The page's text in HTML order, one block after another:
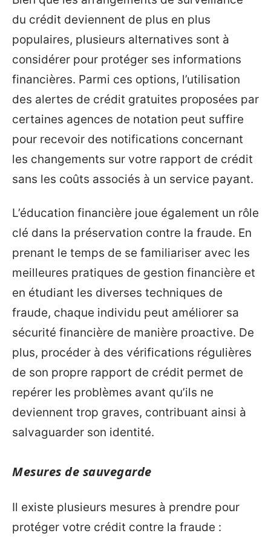
du crédit deviennent de plus en plus
populaires, plusieurs alternatives sont à
considérer pour protéger ses informations
financières. Parmi ces options, l’utilisation
des alertes de crédit gratuites proposées par
certaines agences de notation peut suffire
pour recevoir des notifications concernant
les changements sur votre rapport de crédit
sans les coûts associés à un service payant.
L’éducation financière joue également un rôle
clé dans la préservation contre la fraude. En
prenant le temps de se familiariser avec les
meilleures pratiques de gestion financière et
en étudiant les diverses techniques de
fraude, chaque individu peut améliorer sa
sécurité financière de manière proactive. De
plus, procéder à des vérifications régulières
de son propre rapport de crédit permet de
repérer les problèmes avant qu’ils ne
deviennent trop graves, contribuant ainsi à
salvaguarder son identité.
Mesures de sauvegarde
Il existe plusieurs mesures à prendre pour
protéger votre crédit contre la fraude :